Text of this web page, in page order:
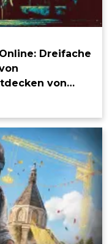
Dreifache
von
Missionen